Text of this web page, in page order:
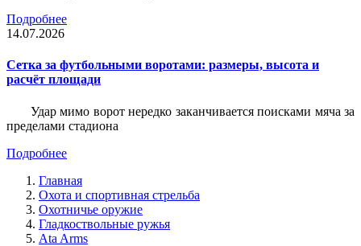
Подробнее
14.07.2026
Сетка за футбольными воротами: размеры, высота и
расчёт площади
Удар мимо ворот нередко заканчивается поисками мяча за
пределами стадиона
Подробнее
Главная
Охота и спортивная стрельба
Охотничье оружие
Гладкоствольные ружья
Ata Arms